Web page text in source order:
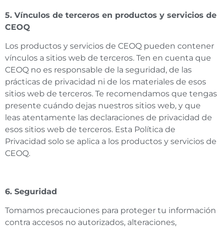
5. Vínculos de terceros en productos y servicios de
CEOQ
Los productos y servicios de CEOQ pueden contener
vínculos a sitios web de terceros. Ten en cuenta que
CEOQ no es responsable de la seguridad, de las
prácticas de privacidad ni de los materiales de esos
sitios web de terceros. Te recomendamos que tengas
presente cuándo dejas nuestros sitios web, y que
leas atentamente las declaraciones de privacidad de
esos sitios web de terceros. Esta Política de
Privacidad solo se aplica a los productos y servicios de
CEOQ.
6. Seguridad
Tomamos precauciones para proteger tu información
contra accesos no autorizados, alteraciones,